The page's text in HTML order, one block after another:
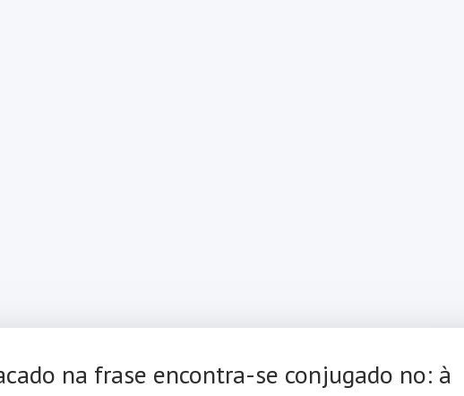
na frase encontra-se conjugado no: à